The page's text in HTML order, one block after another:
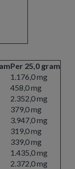
Per 25,0 gram
1.176,0 mg
458,0 mg
2.352,0 mg
379,0 mg
3.947,0 mg
319,0 mg
339,0 mg
1.435,0 mg
2.372,0 mg